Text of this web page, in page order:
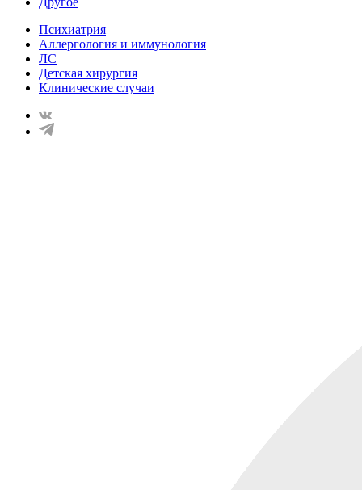
Психиатрия
Аллергология и иммунология
ЛС
Детская хирургия
Клинические случаи